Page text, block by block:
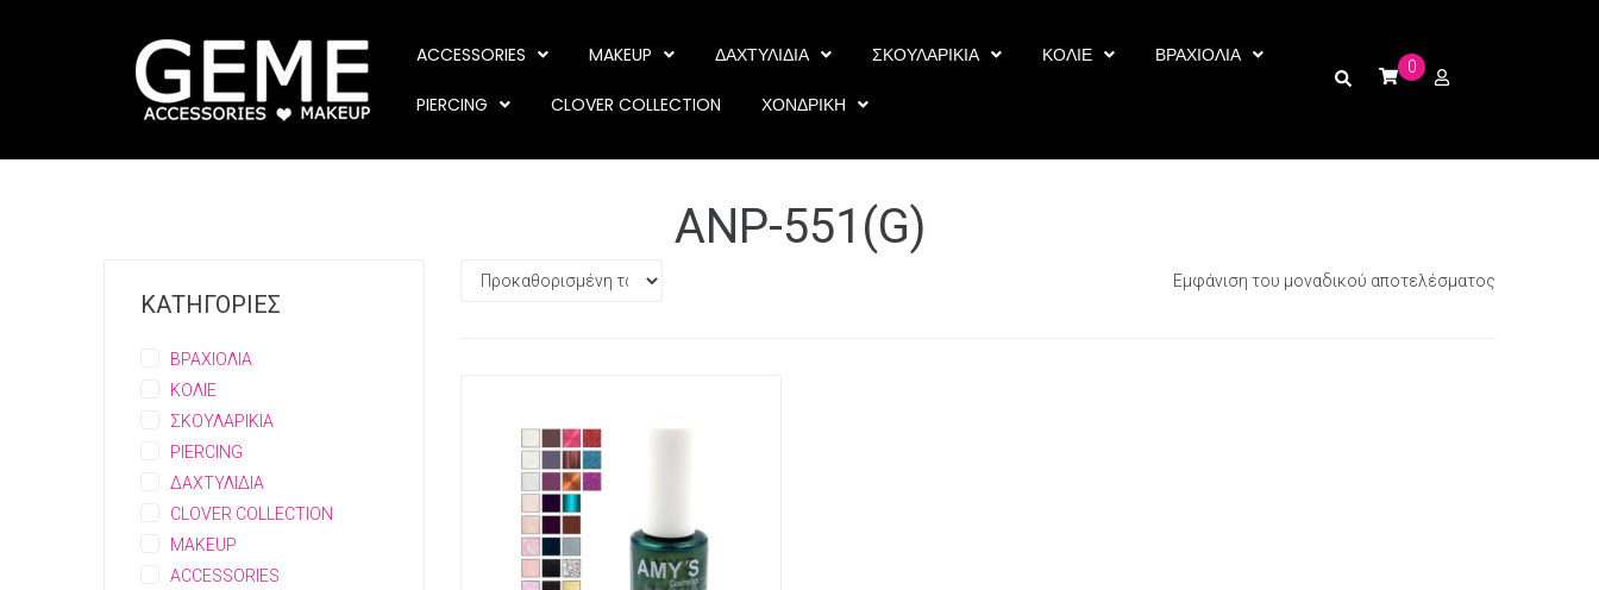
ACCESSORIES MAKEUP ΔΑΧΤΥΛΙΔΙΑ ΣΚΟΥΛΑΡΙΚΙΑ ΚΟΛΙΕ ΒΡΑΧΙΟΛΙΑ
PIERCING CLOVER COLLECTION ΧΟΝΔΡΙΚΗ
0
ANP-551(G)
Εμφάνιση του μοναδικού αποτελέσματος
ΚΑΤΗΓΟΡΙΕΣ
ΒΡΑΧΙΟΛΙΑ
ΚΟΛΙΕ
ΣΚΟΥΛΑΡΙΚΙΑ
PIERCING
ΔΑΧΤΥΛΙΔΙΑ
CLOVER COLLECTION
MAKEUP
ACCESSORIES